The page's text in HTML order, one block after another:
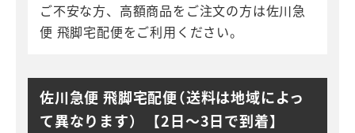
ご不安な方、高額商品をご注文の方は佐川急
便 飛脚宅配便をご利用ください。
佐川急便 飛脚宅配便（送料は地域によっ
て異なります） 【2日～3日で到着】